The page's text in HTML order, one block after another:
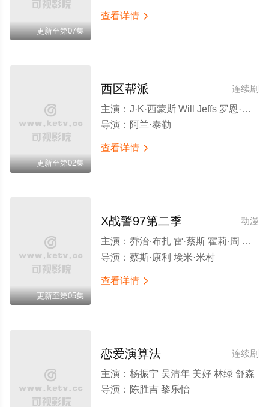
更新至第07集
查看详情 
更新至第02集
连续剧
西区帮派
主演： J·K·西蒙斯 Will Jeffs 罗恩·米德
导演： 阿兰·泰勒
查看详情 
更新至第05集
动漫
X战警97第二季
主演： 乔治·布扎 雷·蔡斯 霍莉·周 卡尔·J·杜德 詹妮弗·黑尔 JP·卡利亚赫 罗斯·马昆德 艾莉森·西莉-史密斯 马修·沃特森 伦诺·赞恩 迈克尔·约翰斯顿
导演： 蔡斯·康利 埃米·米村
查看详情 
连续剧
恋爱演算法
主演： 杨振宁 吴清年 美好 林绿 舒森
导演： 陈胜吉 黎乐怡